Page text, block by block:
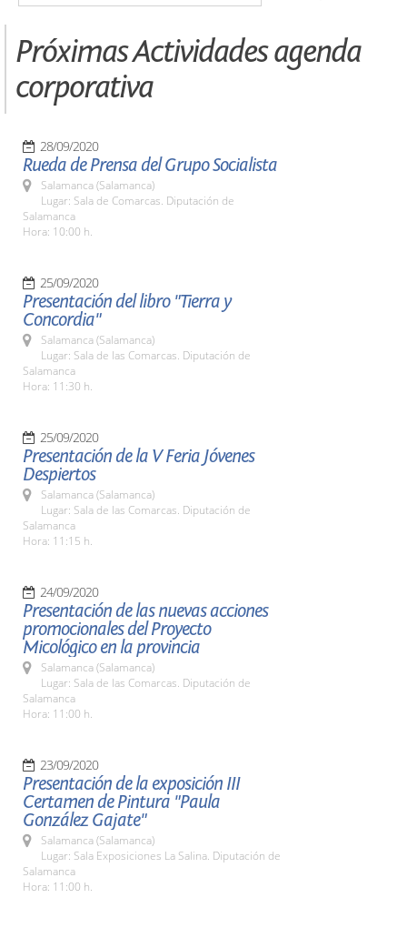
Próximas Actividades agenda
corporativa
28/09/2020
Rueda de Prensa del Grupo Socialista
Salamanca (Salamanca)
Lugar: Sala de Comarcas. Diputación de
Salamanca
Hora: 10:00 h.
25/09/2020
Presentación del libro "Tierra y
Concordia"
Salamanca (Salamanca)
Lugar: Sala de las Comarcas. Diputación de
Salamanca
Hora: 11:30 h.
25/09/2020
Presentación de la V Feria Jóvenes
Despiertos
Salamanca (Salamanca)
Lugar: Sala de las Comarcas. Diputación de
Salamanca
Hora: 11:15 h.
24/09/2020
Presentación de las nuevas acciones
promocionales del Proyecto
Micológico en la provincia
Salamanca (Salamanca)
Lugar: Sala de las Comarcas. Diputación de
Salamanca
Hora: 11:00 h.
23/09/2020
Presentación de la exposición III
Certamen de Pintura "Paula
González Gajate"
Salamanca (Salamanca)
Lugar: Sala Exposiciones La Salina. Diputación de
Salamanca
Hora: 11:00 h.